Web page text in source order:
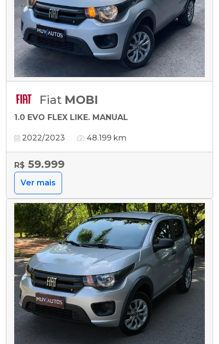
Fiat MOBI
1.0 EVO FLEX LIKE. MANUAL
2022/2023 48.199 km
R$ 59.999
Ver mais